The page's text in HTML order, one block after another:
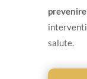
salute.